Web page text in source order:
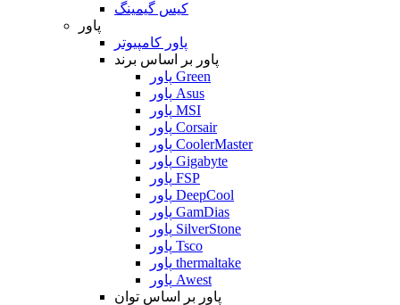
کیس گیمینگ
پاور
پاور کامپیوتر
پاور بر اساس برند
پاور Green
پاور Asus
پاور MSI
پاور Corsair
پاور CoolerMaster
پاور Gigabyte
پاور FSP
پاور DeepCool
پاور GamDias
پاور SilverStone
پاور Tsco
پاور thermaltake
پاور Awest
پاور بر اساس توان